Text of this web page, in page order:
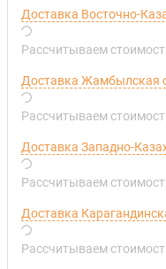
Доставка Восточно-
Рассчитываем
Доставка Жамбылская
Рассчитываем
Доставка Западно-
Рассчитываем
Доставка
Рассчитываем